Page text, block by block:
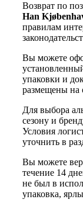
Возврат по
Han
правилам
Вы можете
упаковки и
размещены на
Для выбора
сезону и
Условия
уточнить в
Вы можете
течение 14
не был в
упаковка,